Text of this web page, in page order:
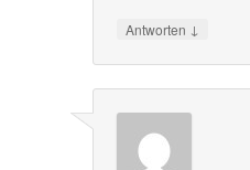
Antworten ↓